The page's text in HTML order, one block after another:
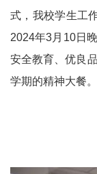
式，我校学生工
2024年3月10日
安全教育、优良
学期的精神大餐。